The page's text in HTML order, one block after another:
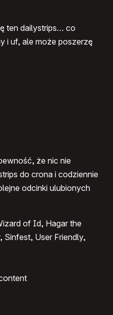
ten dailystrips… co
i uf, ale może poszerzę
że nic nie
do crona i codziennie
odcinki ulubionych
of Id, Hagar the
Sinfest, User Friendly,